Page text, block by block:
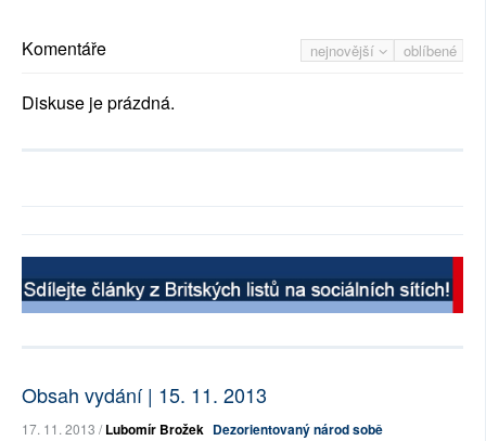
nejnovější oblíbené
Komentáře
Diskuse je prázdná.
Obsah vydání | 15. 11. 2013
17. 11. 2013 /Lubomír Brožek Dezorientovaný národ sobě